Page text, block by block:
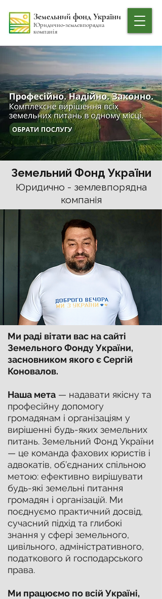
Земельний фонд України
Юридично-землевпорядна
компанія
Земельний Фонд України
Юридично - землевпорядна
компанія
Ми раді вітати вас на сайті
Земельного Фонду України,
засновником якого є Сергій
Коновалов.
Наша мета — надавати якісну та
професійну допомогу
громадянам і організаціям у
вирішенні будь-яких земельних
питань. Земельний Фонд України
— це команда фахових юристів і
адвокатів, об’єднаних спільною
метою: ефективно вирішувати
будь-які земельні питання
громадян і організацій. Ми
поєднуємо практичний досвід,
сучасний підхід та глибокі
знання у сфері земельного,
цивільного, адміністративного,
податкового й господарського
права.
Ми працюємо по всій Україні,